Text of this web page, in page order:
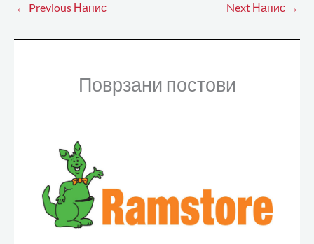
← Previous Напис Next Напис →
Поврзани постови